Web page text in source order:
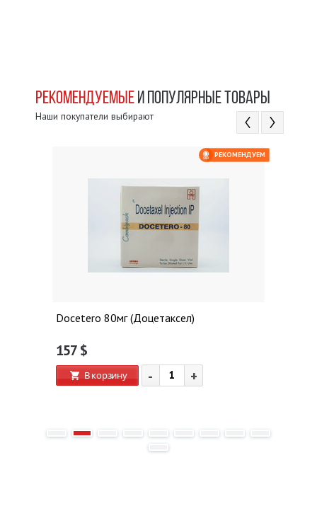
РЕКОМЕНДУЕМЫЕ И ПОПУЛЯРНЫЕ ТОВАРЫ
Наши покупатели выбирают
Docetero 80мг (Доцетаксел)
157 $
В корзину - +
РЕКОМЕНДУЕМ